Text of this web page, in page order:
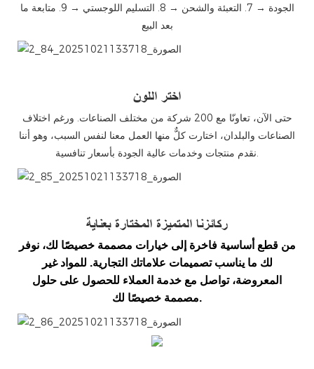
الجودة → 7. التعبئة والشحن → 8. التسليم اللوجستي → 9. متابعة ما
بعد البيع
微信图片_20251021133718_84_2
اختر اللون
حتى الآن، تعاونّا مع 200 شركة من مختلف الصناعات. ورغم اختلاف
الصناعات والبلدان، اختارت كلٌّ منها العمل معنا لنفس السبب، وهو أننا
نقدم منتجات وخدمات عالية الجودة بأسعار تنافسية.
微信图片_20251021133718_85_2
ركائزنا المتميزة المختارة بعناية
من قطع أساسية فاخرة إلى خيارات مصممة خصيصًا لك، نوفر
لك ما يناسب تصميمات علاماتك التجارية. للمواد غير
المعروضة، تواصل مع خدمة العملاء للحصول على حلول
مصممة خصيصًا لك.